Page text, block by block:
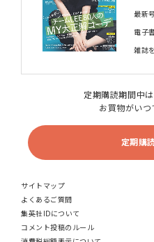
最新
電子
雑誌
定期購読期間中
お買物がいつ
定期購
サイトマップ
よくあるご質問
集英社IDについて
コメント投稿のルール